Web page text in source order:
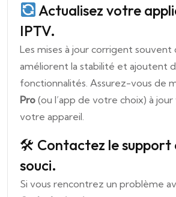
Actualisez votre
IPTV.
Les mises à jour corrigent souvent
améliorent la stabilité et ajoutent
fonctionnalités. Assurez-vous de
Pro (ou l’app de votre choix) à
votre appareil.
🛠 Contactez le support
souci.
Si vous rencontrez un problème